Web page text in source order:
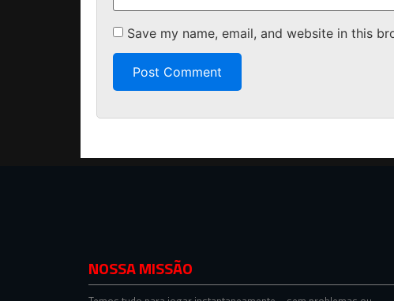
Save my name, email, and website in this
NOSSA MISSÃO